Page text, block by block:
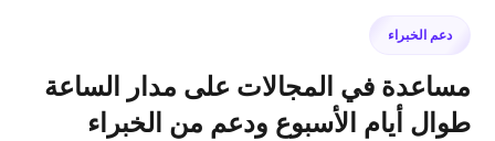
دعم الخبراء
مساعدة في المجالات على مدار الساعة
طوال أيام الأسبوع ودعم من الخبراء